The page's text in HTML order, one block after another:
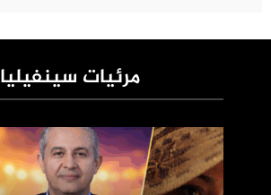
مرئيات سينفيليا